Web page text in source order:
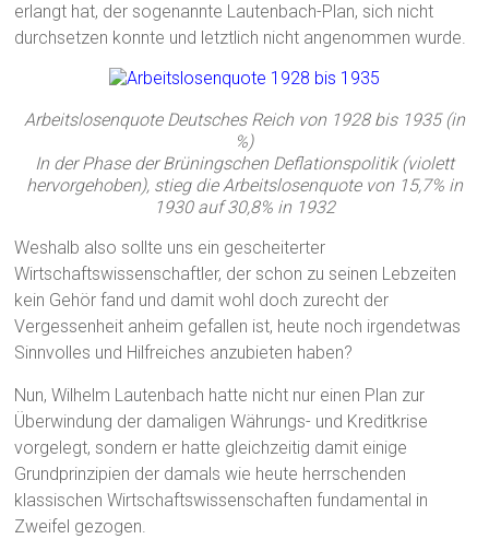
erlangt hat, der sogenannte Lautenbach-Plan, sich nicht
durchsetzen konnte und letztlich nicht angenommen wurde.
Arbeitslosenquote Deutsches Reich von 1928 bis 1935 (in
%)
In der Phase der Brüningschen Deflationspolitik (violett
hervorgehoben), stieg die Arbeitslosenquote von 15,7% in
1930 auf 30,8% in 1932
Weshalb also sollte uns ein gescheiterter
Wirtschaftswissenschaftler, der schon zu seinen Lebzeiten
kein Gehör fand und damit wohl doch zurecht der
Vergessenheit anheim gefallen ist, heute noch irgendetwas
Sinnvolles und Hilfreiches anzubieten haben?
Nun, Wilhelm Lautenbach hatte nicht nur einen Plan zur
Überwindung der damaligen Währungs- und Kreditkrise
vorgelegt, sondern er hatte gleichzeitig damit einige
Grundprinzipien der damals wie heute herrschenden
klassischen Wirtschaftswissenschaften fundamental in
Zweifel gezogen.